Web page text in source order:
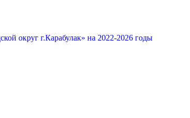
округ г.Карабулак» на 2022-2026 годы